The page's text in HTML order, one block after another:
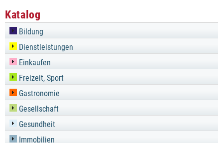
Katalog
Bildung
Dienstleistungen
Einkaufen
Freizeit, Sport
Gastronomie
Gesellschaft
Gesundheit
Immobilien